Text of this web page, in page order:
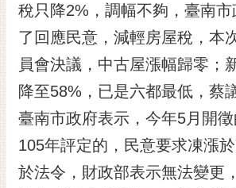
主題服務
市政資訊
市民互動
黃
偉
哲
稅只降2%，調幅不夠，臺南
了回應民意，減輕房屋稅，本
員會決議，中古屋漲幅歸零；
降至58%，已是六都最低，蔡
臺南市政府表示，今年5月開
105年評定的，民意要求凍漲
於法令，財政部表示無法變更